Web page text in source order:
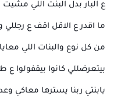
ع البار بدل البنت اللي
ما اقدر ع الاقل اقف ع
من كل نوع والبنات اللي
بيتعرضللي كانوا بيقفولوا
يابنتي ربنا يسترها معاكي